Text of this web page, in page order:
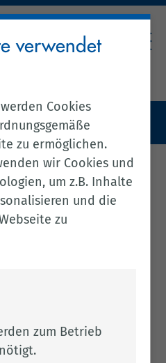
am Freitag und Samstag
Seite
in Garrel
–Die Kreisverwaltung
Wertstoffsammelstelle
verwendet
Cookies
zu ermöglichen.
wir Cookies und
um z.B. Inhalte
und die
zu
zum Betrieb